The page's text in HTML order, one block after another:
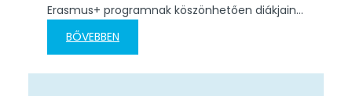
Erasmus+ programnak köszönhetően diákjaink
és kollégáink a nyarat is fejlődéssel, tanulással
és szakmai tapasztalatszerzéssel töltik.
BŐVEBBEN